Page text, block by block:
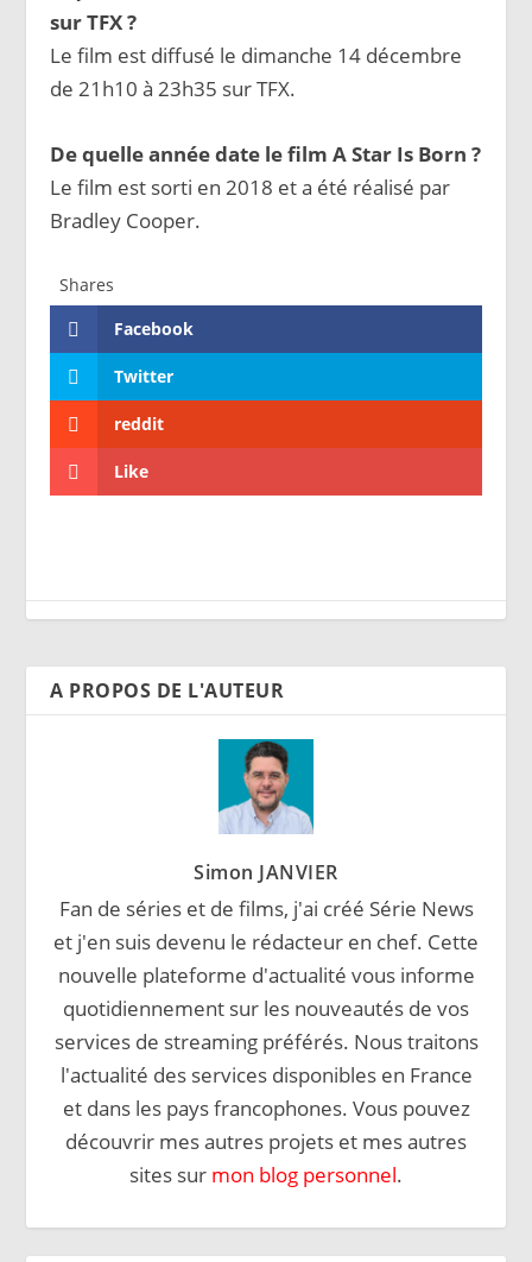
sur TFX ?
Le film est diffusé le dimanche 14 décembre
de 21h10 à 23h35 sur TFX.
De quelle année date le film A Star Is Born ?
Le film est sorti en 2018 et a été réalisé par
Bradley Cooper.
Shares
Facebook
Twitter
reddit
Like
A PROPOS DE L'AUTEUR
Simon JANVIER
Fan de séries et de films, j'ai créé Série News
et j'en suis devenu le rédacteur en chef. Cette
nouvelle plateforme d'actualité vous informe
quotidiennement sur les nouveautés de vos
services de streaming préférés. Nous traitons
l'actualité des services disponibles en France
et dans les pays francophones. Vous pouvez
découvrir mes autres projets et mes autres
sites sur mon blog personnel.